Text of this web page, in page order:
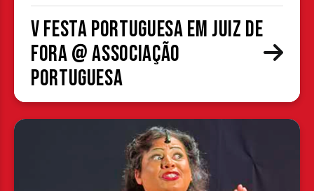
V Festa Portuguesa em Juiz de
Fora @ Associação
Portuguesa